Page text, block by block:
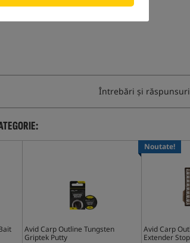
Întrebări și răspunsuri
Avid Carp Outline Tungsten
Griptek Putty
Noutate!
Avid Carp
Extender